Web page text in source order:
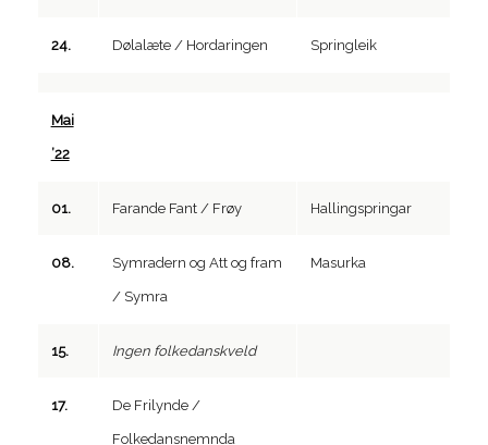
24. Dølalæte / Hordaringen Springleik
Mai
’22
01. Farande Fant / Frøy Hallingspringar
08. Symradern og Att og fram
/ Symra
Masurka
15. Ingen folkedanskveld
17. De Frilynde /
Folkedansnemnda